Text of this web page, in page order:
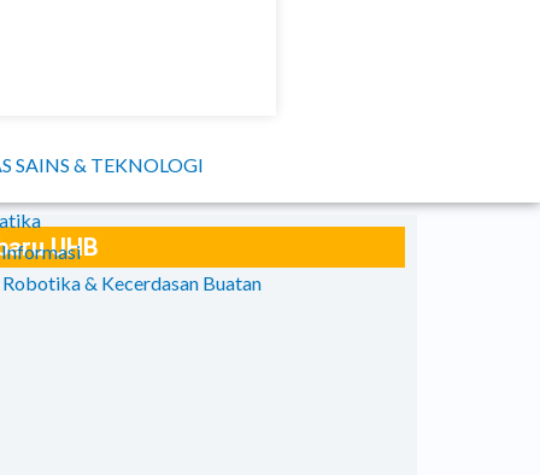
SAINS & TEKNOLOGI
Informasi
& Kecerdasan Buatan
UHB